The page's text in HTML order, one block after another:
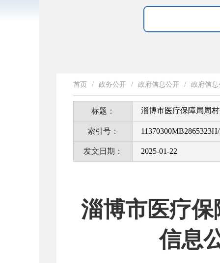
首页 / 政务公开 / 政府信息公开 / 政府信
标题： 淄博市医疗保障局周
索引号：
发文日期： 2025-01-22
淄博市医疗
信息